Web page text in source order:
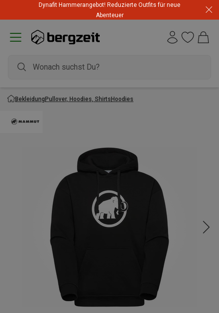
Dynafit Hammerangebot! Reduzierte Outfits für neue
Abenteuer
BekleidungPullover, Hoodies, ShirtsHoodies